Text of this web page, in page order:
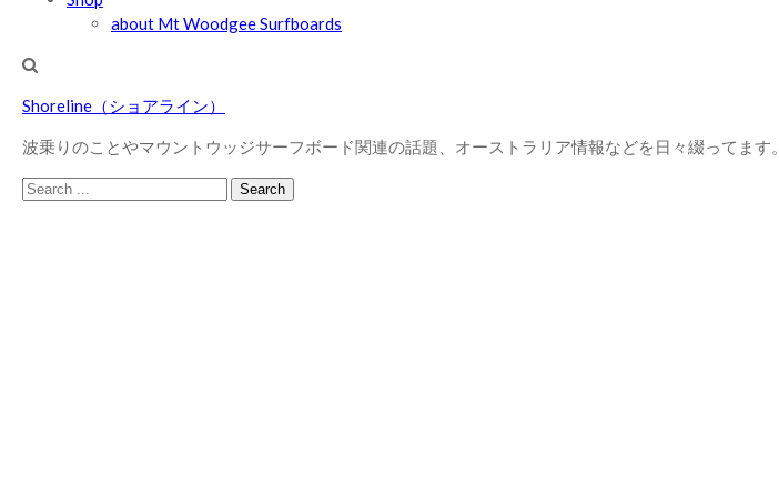
about Mt Woodgee Surfboards
Shoreline（ショアライン）
波乗りのことやマウントウッジサーフボード関連の話題、オーストラリア情報などを日々綴ってます。
Search